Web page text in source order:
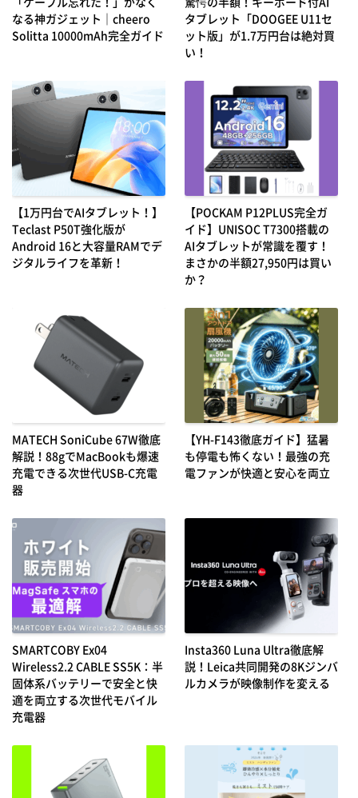
なる神ガジェット｜cheero
Solitta 10000mAh完全ガイド
タブレット「DOOGEE U11セ
ット版」が1.7万円台は絶対買
い！
【1万円台でAIタブレット！】
Teclast P50T強化版が
Android 16と大容量RAMでデ
ジタルライフを革新！
【POCKAM P12PLUS完全ガ
イド】UNISOC T7300搭載の
AIタブレットが常識を覆す！
まさかの半額27,950円は買い
か？
MATECH SoniCube 67W徹底
解説！88gでMacBookも爆速
充電できる次世代USB-C充電
器
【YH-F143徹底ガイド】猛暑
も停電も怖くない！最強の充
電ファンが快適と安心を両立
SMARTCOBY Ex04
Wireless2.2 CABLE SS5K：半
固体系バッテリーで安全と快
適を両立する次世代モバイル
充電器
Insta360 Luna Ultra徹底解
説！Leica共同開発の8Kジンバ
ルカメラが映像制作を変える